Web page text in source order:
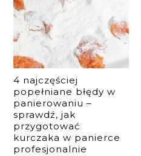
4 najczęściej
popełniane błędy w
panierowaniu –
sprawdź, jak
przygotować
kurczaka w panierce
profesjonalnie